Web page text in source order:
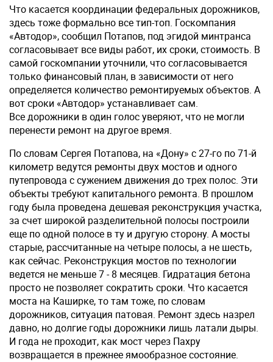
Что касается координации федеральных дорожников,
здесь тоже формально все тип-топ. Госкомпания
«Автодор», сообщил Потапов, под эгидой минтранса
согласовывает все виды работ, их сроки, стоимость. В
самой госкомпании уточнили, что согласовывается
только финансовый план, в зависимости от него
определяется количество ремонтируемых объектов. А
вот сроки «Автодор» устанавливает сам.
Все дорожники в один голос уверяют, что не могли
перенести ремонт на другое время.
По словам Сергея Потапова, на «Дону» с 27-го по 71-й
километр ведутся ремонты двух мостов и одного
путепровода с сужением движения до трех полос. Эти
объекты требуют капитального ремонта. В прошлом
году была проведена дешевая реконструкция участка,
за счет широкой разделительной полосы построили
еще по одной полосе в ту и другую сторону. А мосты
старые, рассчитанные на четыре полосы, а не шесть,
как сейчас. Реконструкция мостов по технологии
ведется не меньше 7 - 8 месяцев. Гидратация бетона
просто не позволяет сократить сроки. Что касается
моста на Каширке, то там тоже, по словам
дорожников, ситуация патовая. Ремонт здесь назрел
давно, но долгие годы дорожники лишь латали дыры.
И года не проходит, как мост через Пахру
возвращается в прежнее ямообразное состояние.